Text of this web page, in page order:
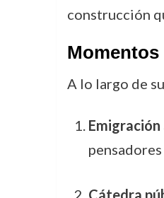
construcción
Momentos
A lo largo de
Emigración